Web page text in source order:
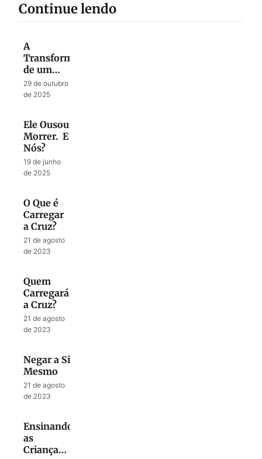
Continue lendo
A
Transformação
de um
Fardo em
Canção
29 de outubro
de 2025
Ele Ousou
Morrer. E
Nós?
19 de junho
de 2025
O Que é
Carregar
a Cruz?
21 de agosto
de 2023
Quem
Carregará
a Cruz?
21 de agosto
de 2023
Negar a Si
Mesmo
21 de agosto
de 2023
Ensinando
as
Crianças